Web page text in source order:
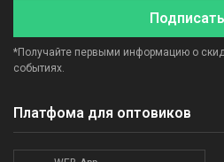
*Получайте первыми информацию о
событиях.
Платфома для оптовиков